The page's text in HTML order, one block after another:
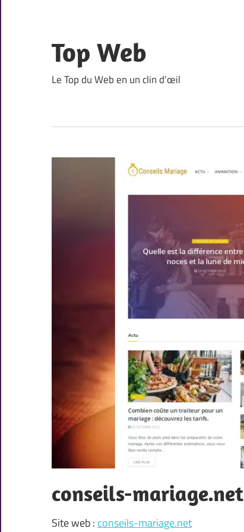
content
Top Web
Le Top du Web en un clin d'œil
conseils-mariage.net
Site web : conseils-mariage.net